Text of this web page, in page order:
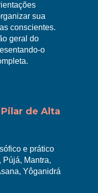
sua
conscientes.
geral do
o
de Alta
e prático
Pújá, Mantra,
Yôganidrá